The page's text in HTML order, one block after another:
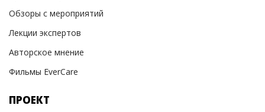
Обзоры с мероприятий
Лекции экспертов
Авторское мнение
Фильмы EverCare
ПРОЕКТ